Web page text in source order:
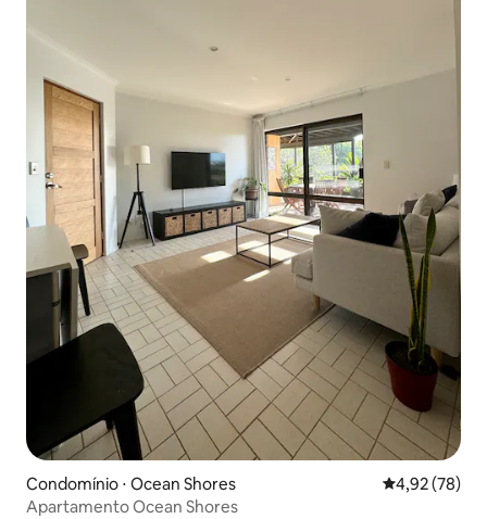
Condomínio ⋅ Ocean Shores 4,92 de uma
4,92 (78)
Apartamento Ocean Shores